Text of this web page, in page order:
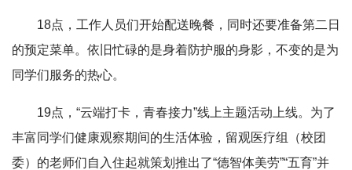
18点，工作人员们开始配送晚餐，同时还要准备第二日
的预定菜单。依旧忙碌的是身着防护服的身影，不变的是为
同学们服务的热心。
19点，“云端打卡，青春接力”线上主题活动上线。为了
丰富同学们健康观察期间的生活体验，留观医疗组（校团
委）的老师们自入住起就策划推出了“德智体美劳”“五育”并